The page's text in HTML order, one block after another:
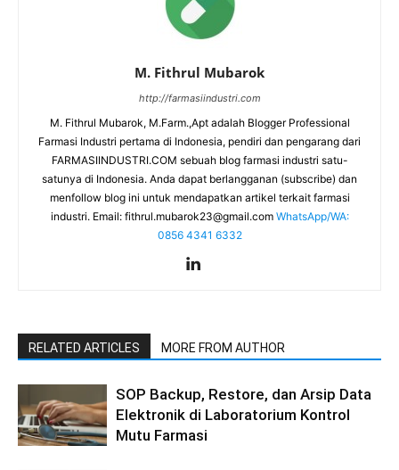
M. Fithrul Mubarok
http://farmasiindustri.com
M. Fithrul Mubarok, M.Farm.,Apt adalah Blogger Professional
Farmasi Industri pertama di Indonesia, pendiri dan pengarang dari
FARMASIINDUSTRI.COM sebuah blog farmasi industri satu-
satunya di Indonesia. Anda dapat berlangganan (subscribe) dan
menfollow blog ini untuk mendapatkan artikel terkait farmasi
industri. Email: fithrul.mubarok23@gmail.com WhatsApp/WA:
0856 4341 6332
RELATED ARTICLES MORE FROM AUTHOR
SOP Backup, Restore, dan Arsip Data
Elektronik di Laboratorium Kontrol
Mutu Farmasi